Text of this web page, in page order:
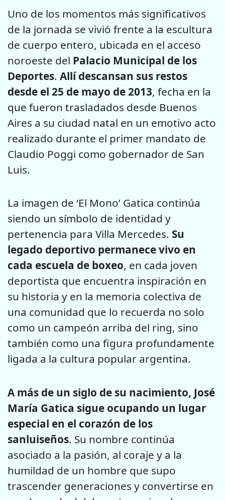
Uno de los momentos más significativos
de la jornada se vivió frente a la escultura
de cuerpo entero, ubicada en el acceso
noroeste del Palacio Municipal de los
Deportes. Allí descansan sus restos
desde el 25 de mayo de 2013, fecha en la
que fueron trasladados desde Buenos
Aires a su ciudad natal en un emotivo acto
realizado durante el primer mandato de
Claudio Poggi como gobernador de San
Luis.
La imagen de ‘El Mono’ Gatica continúa
siendo un símbolo de identidad y
pertenencia para Villa Mercedes. Su
legado deportivo permanece vivo en
cada escuela de boxeo, en cada joven
deportista que encuentra inspiración en
su historia y en la memoria colectiva de
una comunidad que lo recuerda no solo
como un campeón arriba del ring, sino
también como una figura profundamente
ligada a la cultura popular argentina.
A más de un siglo de su nacimiento, José
María Gatica sigue ocupando un lugar
especial en el corazón de los
sanluiseños. Su nombre continúa
asociado a la pasión, al coraje y a la
humildad de un hombre que supo
trascender generaciones y convertirse en